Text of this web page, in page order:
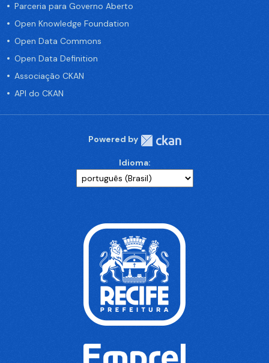
Parceria para Governo Aberto
Open Knowledge Foundation
Open Data Commons
Open Data Definition
Associação CKAN
API do CKAN
Powered by
Idioma